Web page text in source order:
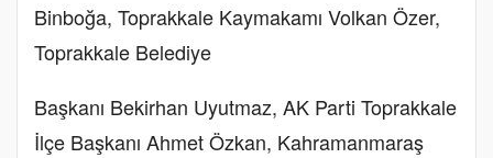
Binboğa, Toprakkale Kaymakamı Volkan Özer,
Toprakkale Belediye
Başkanı Bekirhan Uyutmaz, AK Parti Toprakkale
İlçe Başkanı Ahmet Özkan, Kahramanmaraş